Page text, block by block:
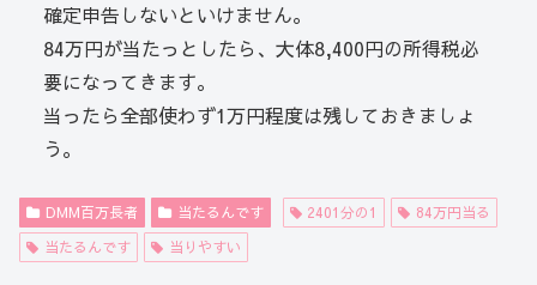
確定申告しないといけません。
84万円が当たっとしたら、大体8,400円の所得税必
要になってきます。
当ったら全部使わず1万円程度は残しておきましょ
う。
DMM百万長者 当たるんです 2401分の1
84万円当る
当たるんです
当りやすい